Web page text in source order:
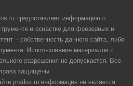
предоставляет информацию о
и оснастке для фрезерных и
– собственность данного сайта, либо
Использование материалов с
разрешения не допускается. Все
права защищены.
prados.ru информация не является